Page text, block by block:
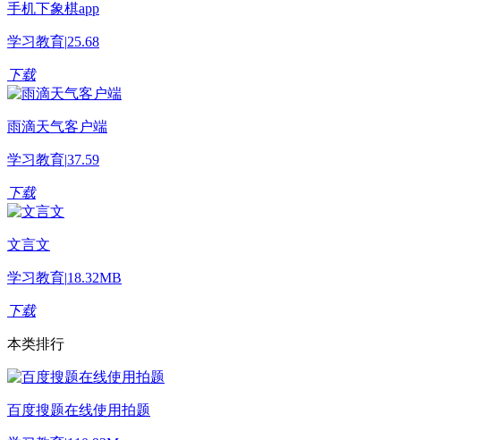
手机下象棋app
学习教育|25.68
下载
雨滴天气客户端
学习教育|37.59
下载
文言文
学习教育|18.32MB
下载
本类排行
百度搜题在线使用拍题